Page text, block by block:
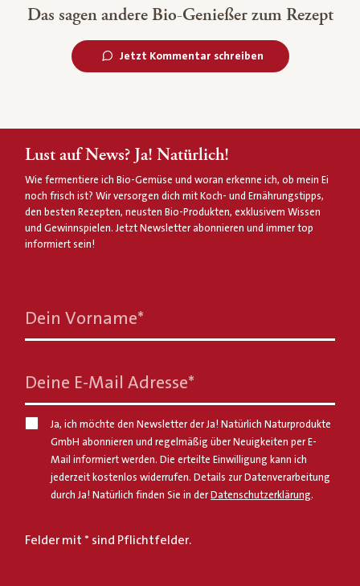
Das sagen andere Bio-Genießer zum Rezept
Jetzt Kommentar schreiben
Lust auf News? Ja! Natürlich!
Wie fermentiere ich Bio-Gemüse und woran erkenne ich, ob mein Ei
noch frisch ist? Wir versorgen dich mit Koch- und Ernährungstipps,
den besten Rezepten, neusten Bio-Produkten, exklusivem Wissen
und Gewinnspielen. Jetzt Newsletter abonnieren und immer top
informiert sein!
Dein Vorname*
Deine E-Mail Adresse*
Ja, ich möchte den Newsletter der Ja! Natürlich Naturprodukte
GmbH abonnieren und regelmäßig über Neuigkeiten per E-
Mail informiert werden. Die erteilte Einwilligung kann ich
jederzeit kostenlos widerrufen. Details zur Datenverarbeitung
durch Ja! Natürlich finden Sie in derDatenschutzerklärung.
Felder mit * sind Pflichtfelder.